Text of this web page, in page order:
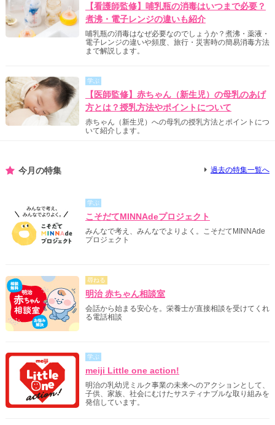
【看護師監修】哺乳瓶の消毒はいつまで必要？
煮沸・電子レンジの違いも紹介
哺乳瓶の消毒はなぜ必要なのでしょうか？煮沸・薬液・
電子レンジの違いや頻度、旅行・災害時の簡易消毒方法
まで解説します。
学ぶ
【医師監修】赤ちゃん（新生児）の母乳のあげ
方とは？授乳方法やポイントについて
赤ちゃん（新生児）への母乳の授乳方法とポイントにつ
いて紹介します。
今月の特集 過去の特集一覧へ
学ぶ
こそだてMINNAdeプロジェクト
みんなで考え、みんなでよりよく。こそだてMINNAde
プロジェクト
尋ねる
明治 赤ちゃん相談室
会話から始まる安心を。栄養士が直接相談を受けてくれ
る電話相談
学ぶ
meiji Little one action!
明治の乳幼児ミルク事業の未来へのアクションとして、
子供、家族、社会にむけたサスティナブルな取り組みを
発信しています。